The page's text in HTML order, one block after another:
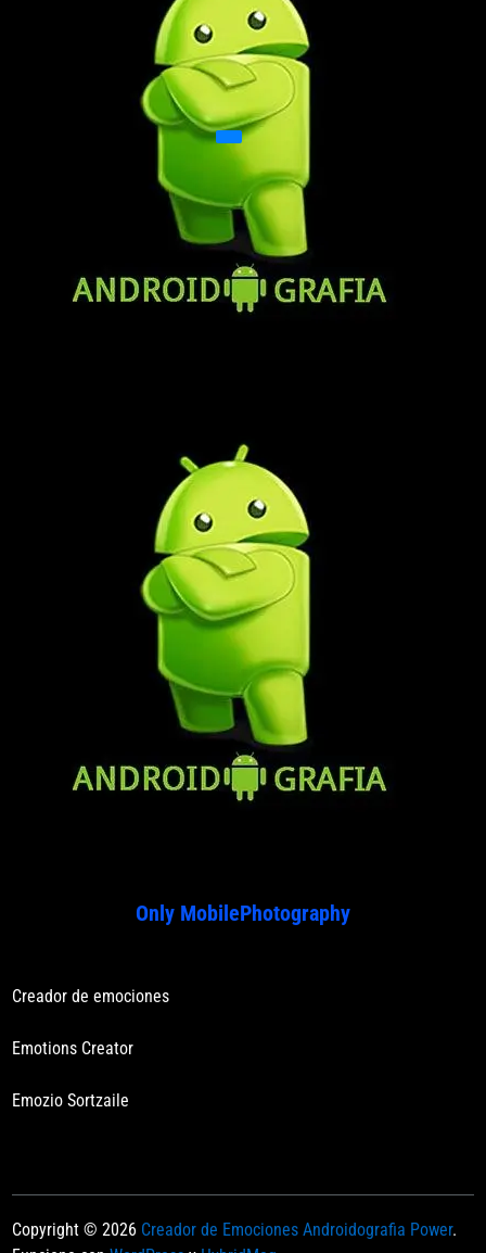
Only MobilePhotography
Creador de emociones
Emotions Creator
Emozio Sortzaile
Copyright © 2026 Creador de Emociones Androidografia Power.